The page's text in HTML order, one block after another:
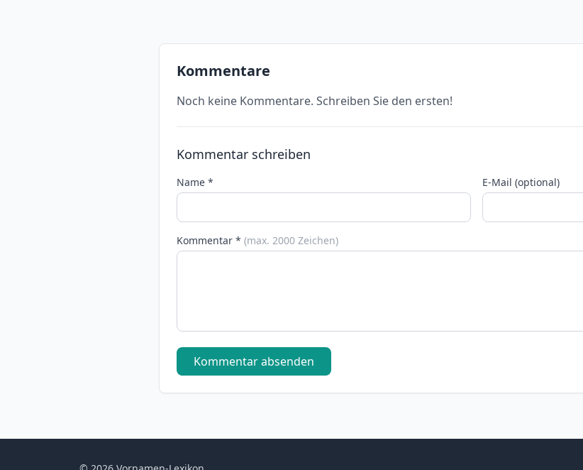
Kommentare
Noch keine Kommentare. Schreiben Sie den ersten!
Kommentar schreiben
Name * E-Mail (optional)
Kommentar * (max. 2000 Zeichen)
Kommentar absenden